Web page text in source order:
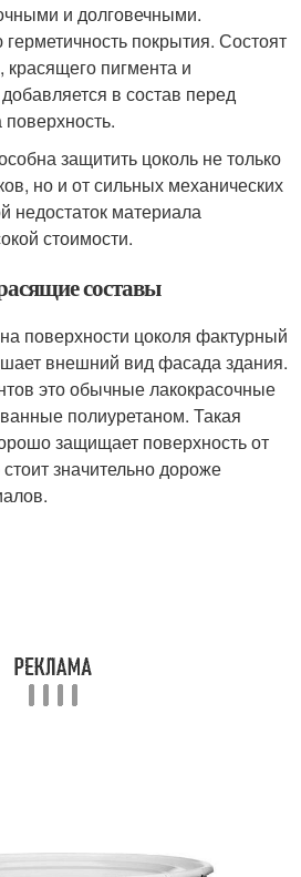
и долговечными.
покрытия. Состоят
красящего пигмента и
в состав перед
защитить цоколь не только
но и от сильных механических
недостаток материала
стоимости.
составы
поверхности цоколя фактурный
внешний вид фасада здания.
это обычные лакокрасочные
полиуретаном. Такая
защищает поверхность от
значительно дороже